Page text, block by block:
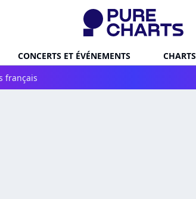
CONCERTS ET ÉVÉNEMENTS CHARTS
français